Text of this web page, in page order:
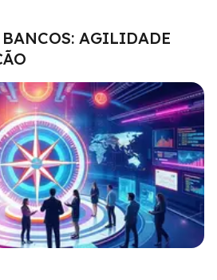
AGILIDADE